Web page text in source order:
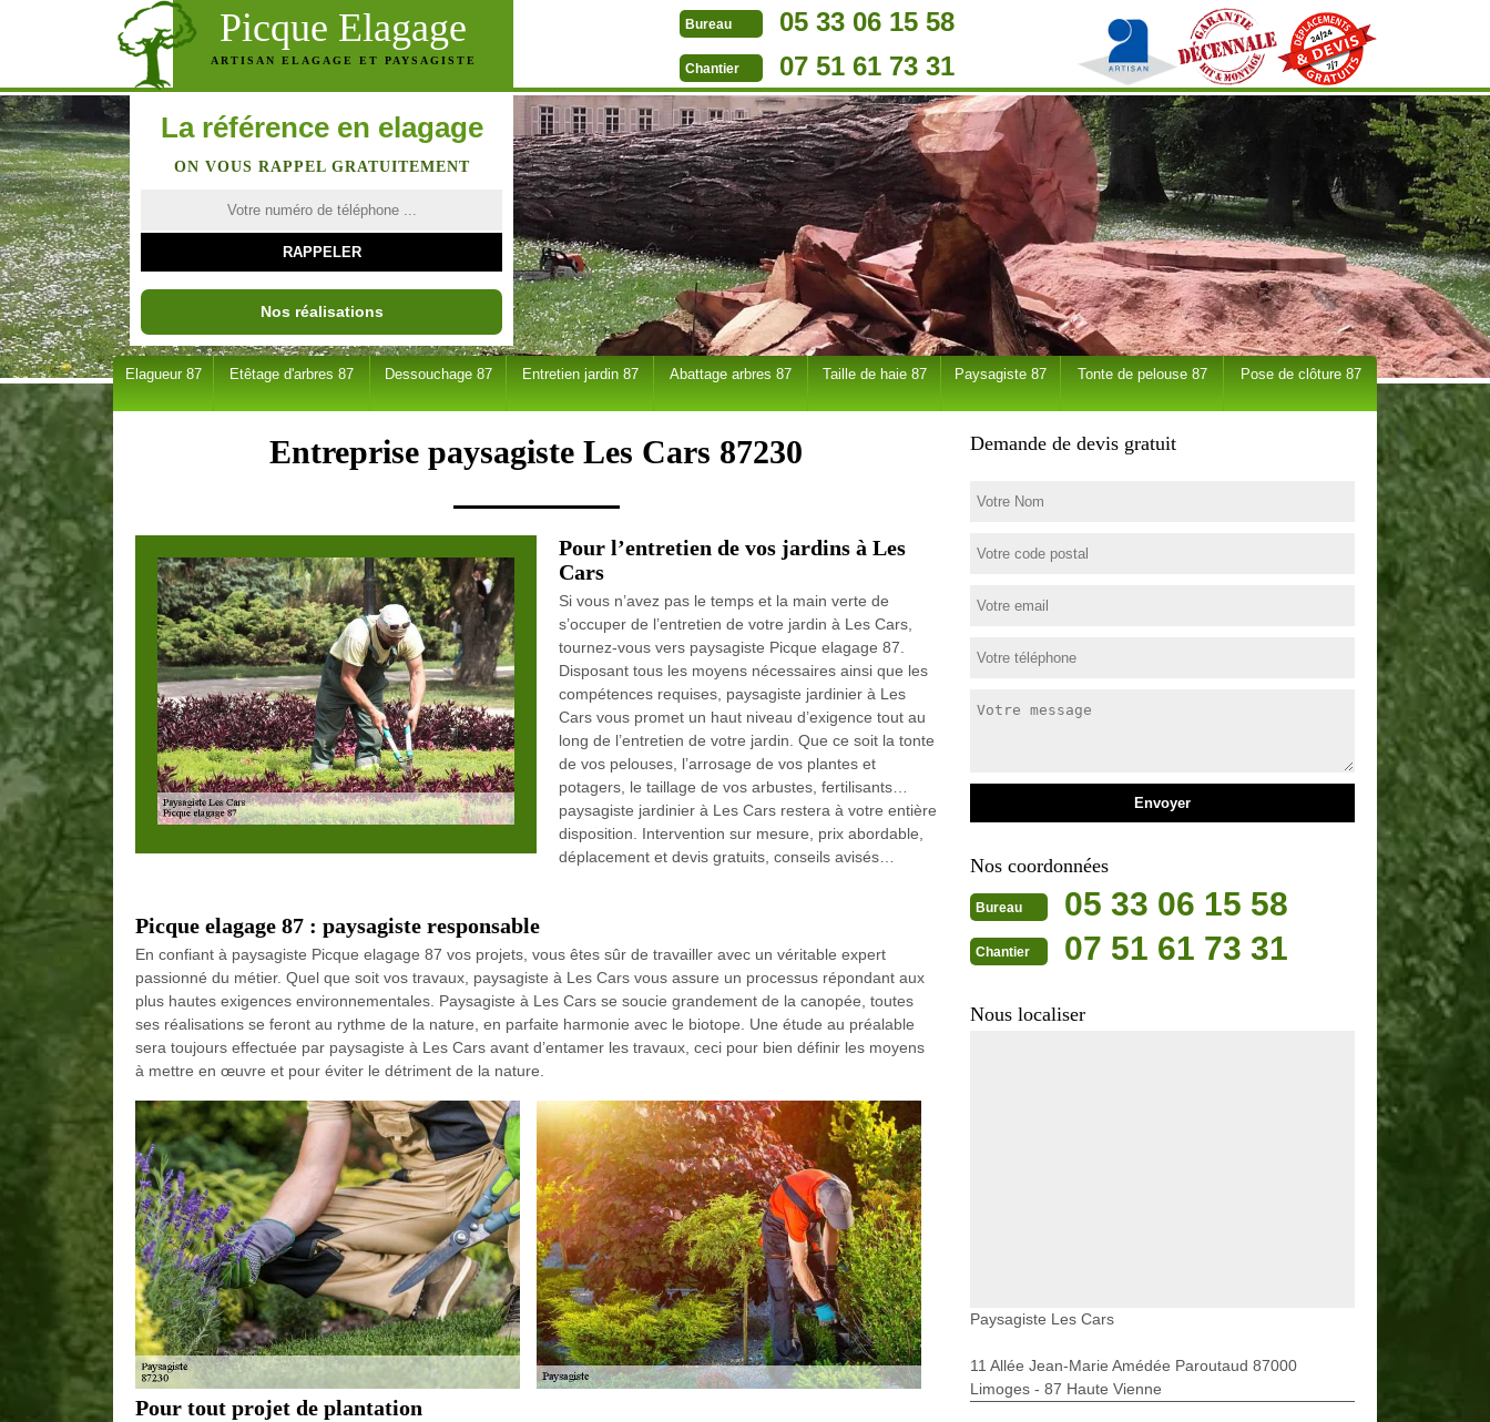
Picque Elagage
ARTISAN ELAGAGE ET PAYSAGISTE
Bureau 05 33 06 15 58
Chantier 07 51 61 73 31
La référence en elagage
ON VOUS RAPPEL GRATUITEMENT
Nos réalisations
Elagueur 87 Etêtage d'arbres 87 Dessouchage 87 Entretien jardin 87 Abattage arbres 87 Taille de haie 87 Paysagiste 87 Tonte de pelouse 87 Pose de clôture 87
Entreprise paysagiste Les Cars 87230
Pour l’entretien de vos jardins à Les
Cars
Si vous n’avez pas le temps et la main verte de
s’occuper de l’entretien de votre jardin à Les Cars,
tournez-vous vers paysagiste Picque elagage 87.
Disposant tous les moyens nécessaires ainsi que les
compétences requises, paysagiste jardinier à Les
Cars vous promet un haut niveau d’exigence tout au
long de l’entretien de votre jardin. Que ce soit la tonte
de vos pelouses, l’arrosage de vos plantes et
potagers, le taillage de vos arbustes, fertilisants…
paysagiste jardinier à Les Cars restera à votre entière
disposition. Intervention sur mesure, prix abordable,
déplacement et devis gratuits, conseils avisés…
Picque elagage 87 : paysagiste responsable
En confiant à paysagiste Picque elagage 87 vos projets, vous êtes sûr de travailler avec un véritable expert
passionné du métier. Quel que soit vos travaux, paysagiste à Les Cars vous assure un processus répondant aux
plus hautes exigences environnementales. Paysagiste à Les Cars se soucie grandement de la canopée, toutes
ses réalisations se feront au rythme de la nature, en parfaite harmonie avec le biotope. Une étude au préalable
sera toujours effectuée par paysagiste à Les Cars avant d’entamer les travaux, ceci pour bien définir les moyens
à mettre en œuvre et pour éviter le détriment de la nature.
Pour tout projet de plantation
Demande de devis gratuit
Nos coordonnées
Bureau 05 33 06 15 58
Chantier 07 51 61 73 31
Nous localiser
Paysagiste Les Cars
11 Allée Jean-Marie Amédée Paroutaud 87000
Limoges - 87 Haute Vienne